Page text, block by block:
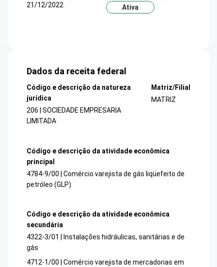
21/12/2022
Ativa
Dados da receita federal
Código e descrição da natureza
jurídica
206 | SOCIEDADE EMPRESARIA
LIMITADA
Matriz/Filial
MATRIZ
Código e descrição da atividade econômica
principal
4784-9/00 | Comércio varejista de gás liqüefeito de
petróleo (GLP)
Código e descrição da atividade econômica
secundária
4322-3/01 | Instalações hidráulicas, sanitárias e de
gás
4712-1/00 | Comércio varejista de mercadorias em